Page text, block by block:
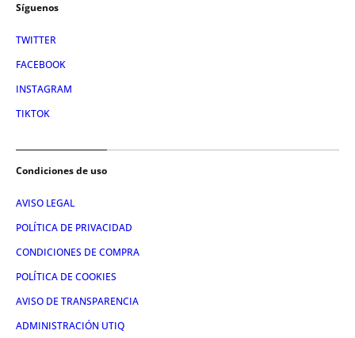
Síguenos
TWITTER
FACEBOOK
INSTAGRAM
TIKTOK
Condiciones de uso
AVISO LEGAL
POLÍTICA DE PRIVACIDAD
CONDICIONES DE COMPRA
POLÍTICA DE COOKIES
AVISO DE TRANSPARENCIA
ADMINISTRACIÓN UTIQ